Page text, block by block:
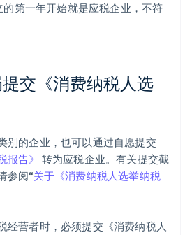
第一年开始就是应税企业，不符
交《消费纳税人选
别的企业，也可以通过自愿提交
报告》 转为应税企业。有关提交截
参阅“关于《消费纳税人选举纳税
经营者时，必须提交《消费纳税人